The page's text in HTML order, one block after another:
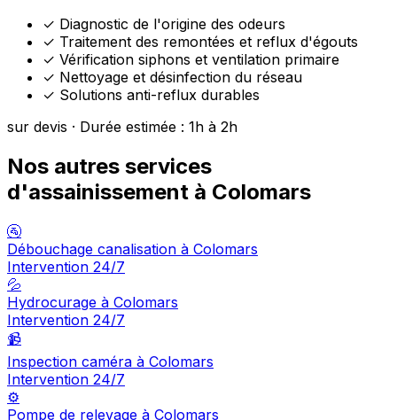
✓ Diagnostic de l'origine des odeurs
✓ Traitement des remontées et reflux d'égouts
✓ Vérification siphons et ventilation primaire
✓ Nettoyage et désinfection du réseau
✓ Solutions anti-reflux durables
sur devis · Durée estimée : 1h à 2h
Nos autres services
d'assainissement à Colomars
🚰
Débouchage canalisation à Colomars
Intervention 24/7
💦
Hydrocurage à Colomars
Intervention 24/7
📹
Inspection caméra à Colomars
Intervention 24/7
⚙️
Pompe de relevage à Colomars